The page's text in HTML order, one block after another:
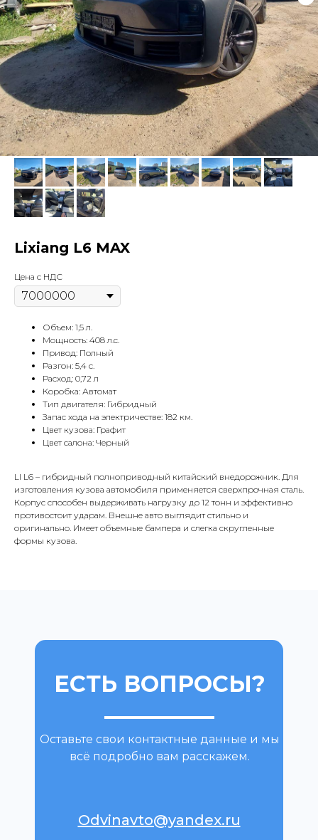
Lixiang L6 MAX
Цена с НДС
Объем: 1,5 л.
Мощность: 408 л.с.
Привод: Полный
Разгон: 5,4 с.
Расход: 0,72 л
Коробка: Автомат
Тип двигателя: Гибридный
Запас хода на электричестве: 182 км.
Цвет кузова: Графит
Цвет салона: Черный
LI L6 – гибридный полноприводный китайский внедорожник. Для
изготовления кузова автомобиля применяется сверхпрочная сталь.
Корпус способен выдерживать нагрузку до 12 тонн и эффективно
противостоит ударам. Внешне авто выглядит стильно и
оригинально. Имеет объемные бампера и слегка скругленные
формы кузова.
ЕСТЬ ВОПРОСЫ?
Odvinavto@yandex.ru
Оставьте свои контактные данные и мы
всё подробно вам расскажем.